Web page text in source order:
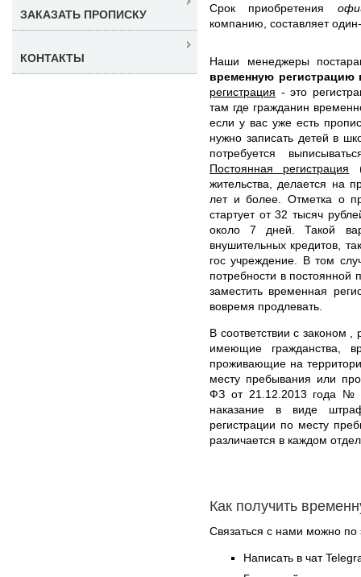
Срок приобретения
компанию, составляет
Наши менеджеры
временную регистрацию
регистрация - это
там где гражданин
если у вас уже есть
нужно записать детей в
потребуется
Постоянная регистрация
жительства, делается на
лет и более. Отметка о
стартует от 32 тысяч
около 7 дней. Такой
внушительных кредитов,
гос учреждение. В том
потребности в
заместить временная
вовремя продлевать.
В соответствии с законом
имеющие гражданства,
проживающие на
месту пребывания или
ФЗ от 21.12.2013 года №
наказание в виде
регистрации по месту
различается в каждом
Как получить
Связаться с нами можно по
Написать в чат
ЗАКАЗАТЬ ПРОПИСКУ
КОНТАКТЫ